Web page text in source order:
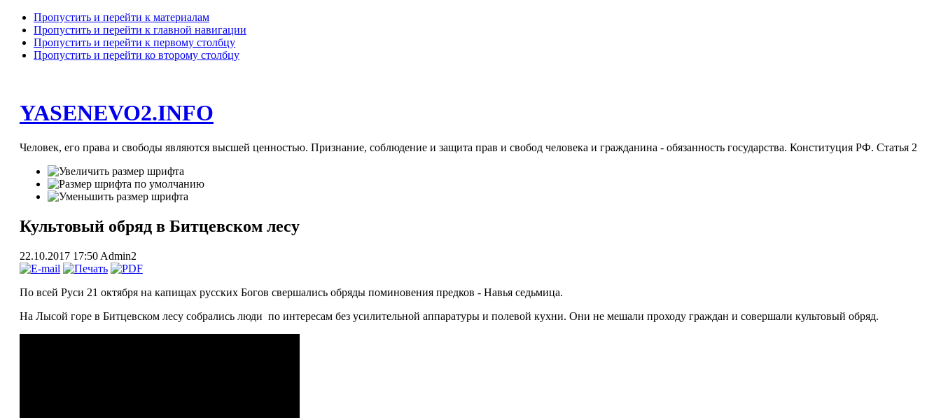
Пропустить и перейти к материалам
Пропустить и перейти к главной навигации
Пропустить и перейти к первому столбцу
Пропустить и перейти ко второму столбцу
YASENEVO2.INFO
Человек, его права и свободы являются высшей ценностью. Признание, соблюдение и защита прав и свобод человека и гражданина - обязанность государства. Конституция РФ. Статья 2
Культовый обряд в Битцевском лесу
22.10.2017 17:50 Admin2
По всей Руси 21 октября на капищах русских Богов свершались обряды поминовения предков - Навья седьмица.
На Лысой горе в Битцевском лесу собрались люди по интересам без усилительной аппаратуры и полевой кухни. Они не мешали проходу граждан и совершали культовый обряд.